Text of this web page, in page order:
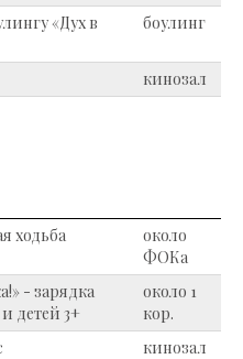
«Дух в
боулинг
кинозал
ходьба
около
ФОКа
- зарядка
детей 3+
около 1
кор.
кинозал